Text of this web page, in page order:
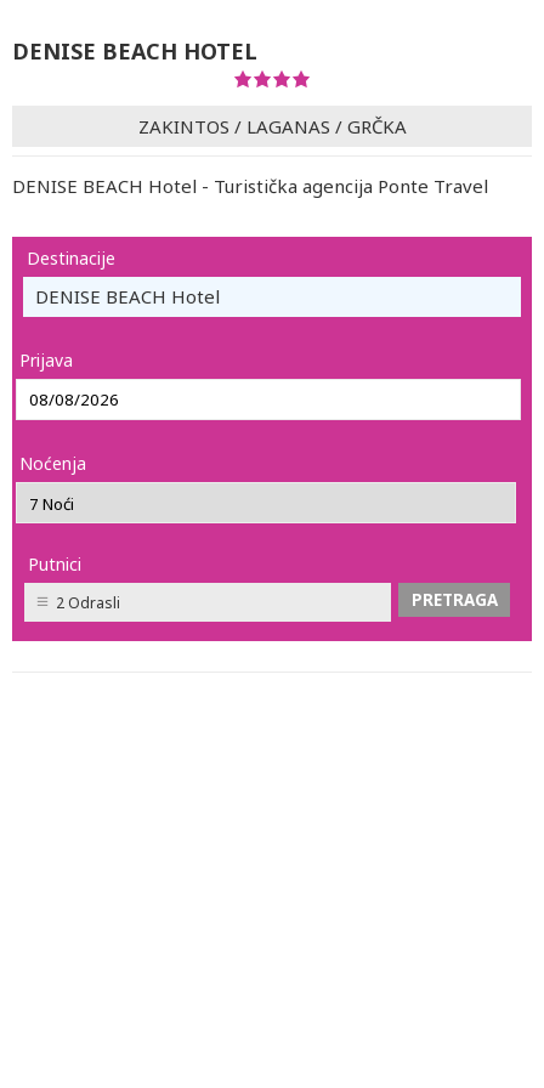
DENISE BEACH HOTEL
ZAKINTOS / LAGANAS / GRČKA
DENISE BEACH Hotel - Turistička agencija Ponte Travel
Destinacije
DENISE BEACH Hotel
Prijava
Noćenja
Putnici
2 Odrasli